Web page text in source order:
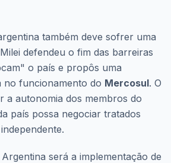
também deve sofrer uma
defendeu o fim das barreiras
o país e propôs uma
no funcionamento do Mercosul. O
a autonomia dos membros do
país possa negociar tratados
será a implementação de